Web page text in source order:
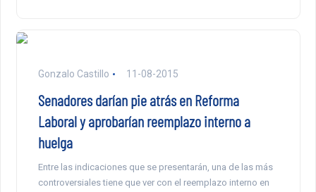
Gonzalo Castillo 11-08-2015
Senadores darían pie atrás en Reforma
Laboral y aprobarían reemplazo interno a
huelga
Entre las indicaciones que se presentarán, una de las más
controversiales tiene que ver con el reemplazo interno en